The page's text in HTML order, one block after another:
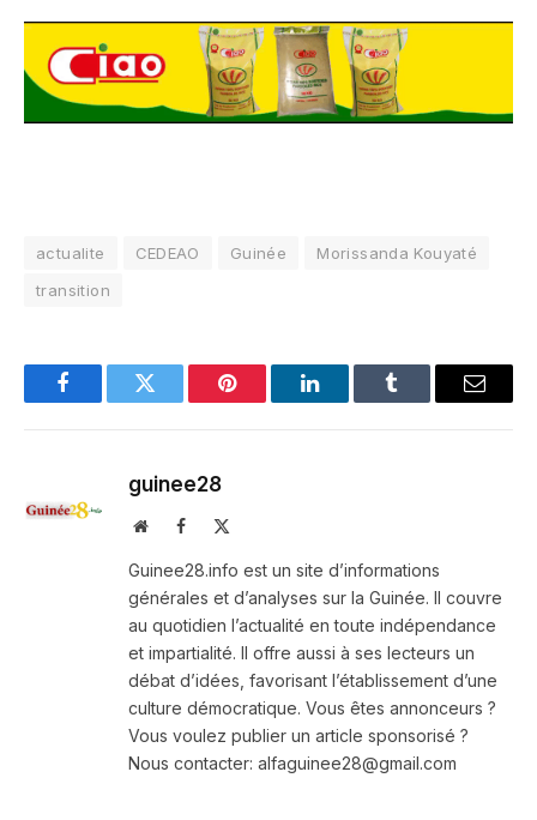
actualite CEDEAO Guinée
Morissanda Kouyaté
transition
FacebookTwitter Pinterest LinkedInTumblr Email
guinee28
WebsiteFacebook
Guinee28.info est un site d’informations
générales et d’analyses sur la Guinée. Il couvre
au quotidien l’actualité en toute indépendance
et impartialité. Il offre aussi à ses lecteurs un
débat d’idées, favorisant l’établissement d’une
culture démocratique. Vous êtes annonceurs ?
Vous voulez publier un article sponsorisé ?
Nous contacter: alfaguinee28@gmail.com